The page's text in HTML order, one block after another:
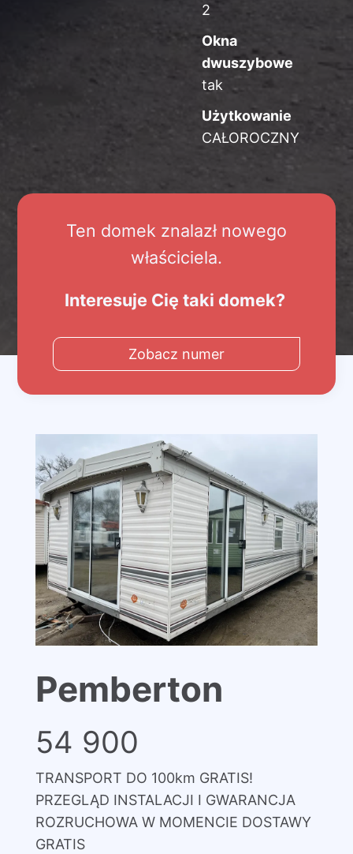
Ten domek znalazł nowego
właściciela.
Interesuje Cię taki domek?
Zobacz numer
2
Okna
dwuszybowe
tak
Użytkowanie
CAŁOROCZNY
Pemberton
54 900
TRANSPORT DO 100km GRATIS!
PRZEGLĄD INSTALACJI I GWARANCJA
ROZRUCHOWA W MOMENCIE DOSTAWY
GRATIS